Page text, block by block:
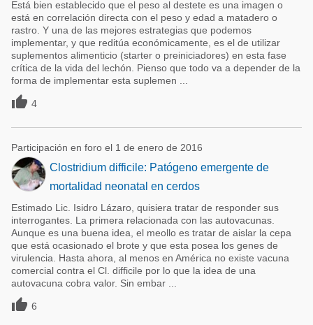
Está bien establecido que el peso al destete es una imagen o
está en correlación directa con el peso y edad a matadero o
rastro. Y una de las mejores estrategias que podemos
implementar, y que reditúa económicamente, es el de utilizar
suplementos alimenticio (starter o preiniciadores) en esta fase
crítica de la vida del lechón. Pienso que todo va a depender de la
forma de implementar esta suplemen ...
 4
Participación en foro el 1 de enero de 2016
Clostridium difficile: Patógeno emergente de
mortalidad neonatal en cerdos
Estimado Lic. Isidro Lázaro, quisiera tratar de responder sus
interrogantes. La primera relacionada con las autovacunas.
Aunque es una buena idea, el meollo es tratar de aislar la cepa
que está ocasionado el brote y que esta posea los genes de
virulencia. Hasta ahora, al menos en América no existe vacuna
comercial contra el Cl. difficile por lo que la idea de una
autovacuna cobra valor. Sin embar ...
 6